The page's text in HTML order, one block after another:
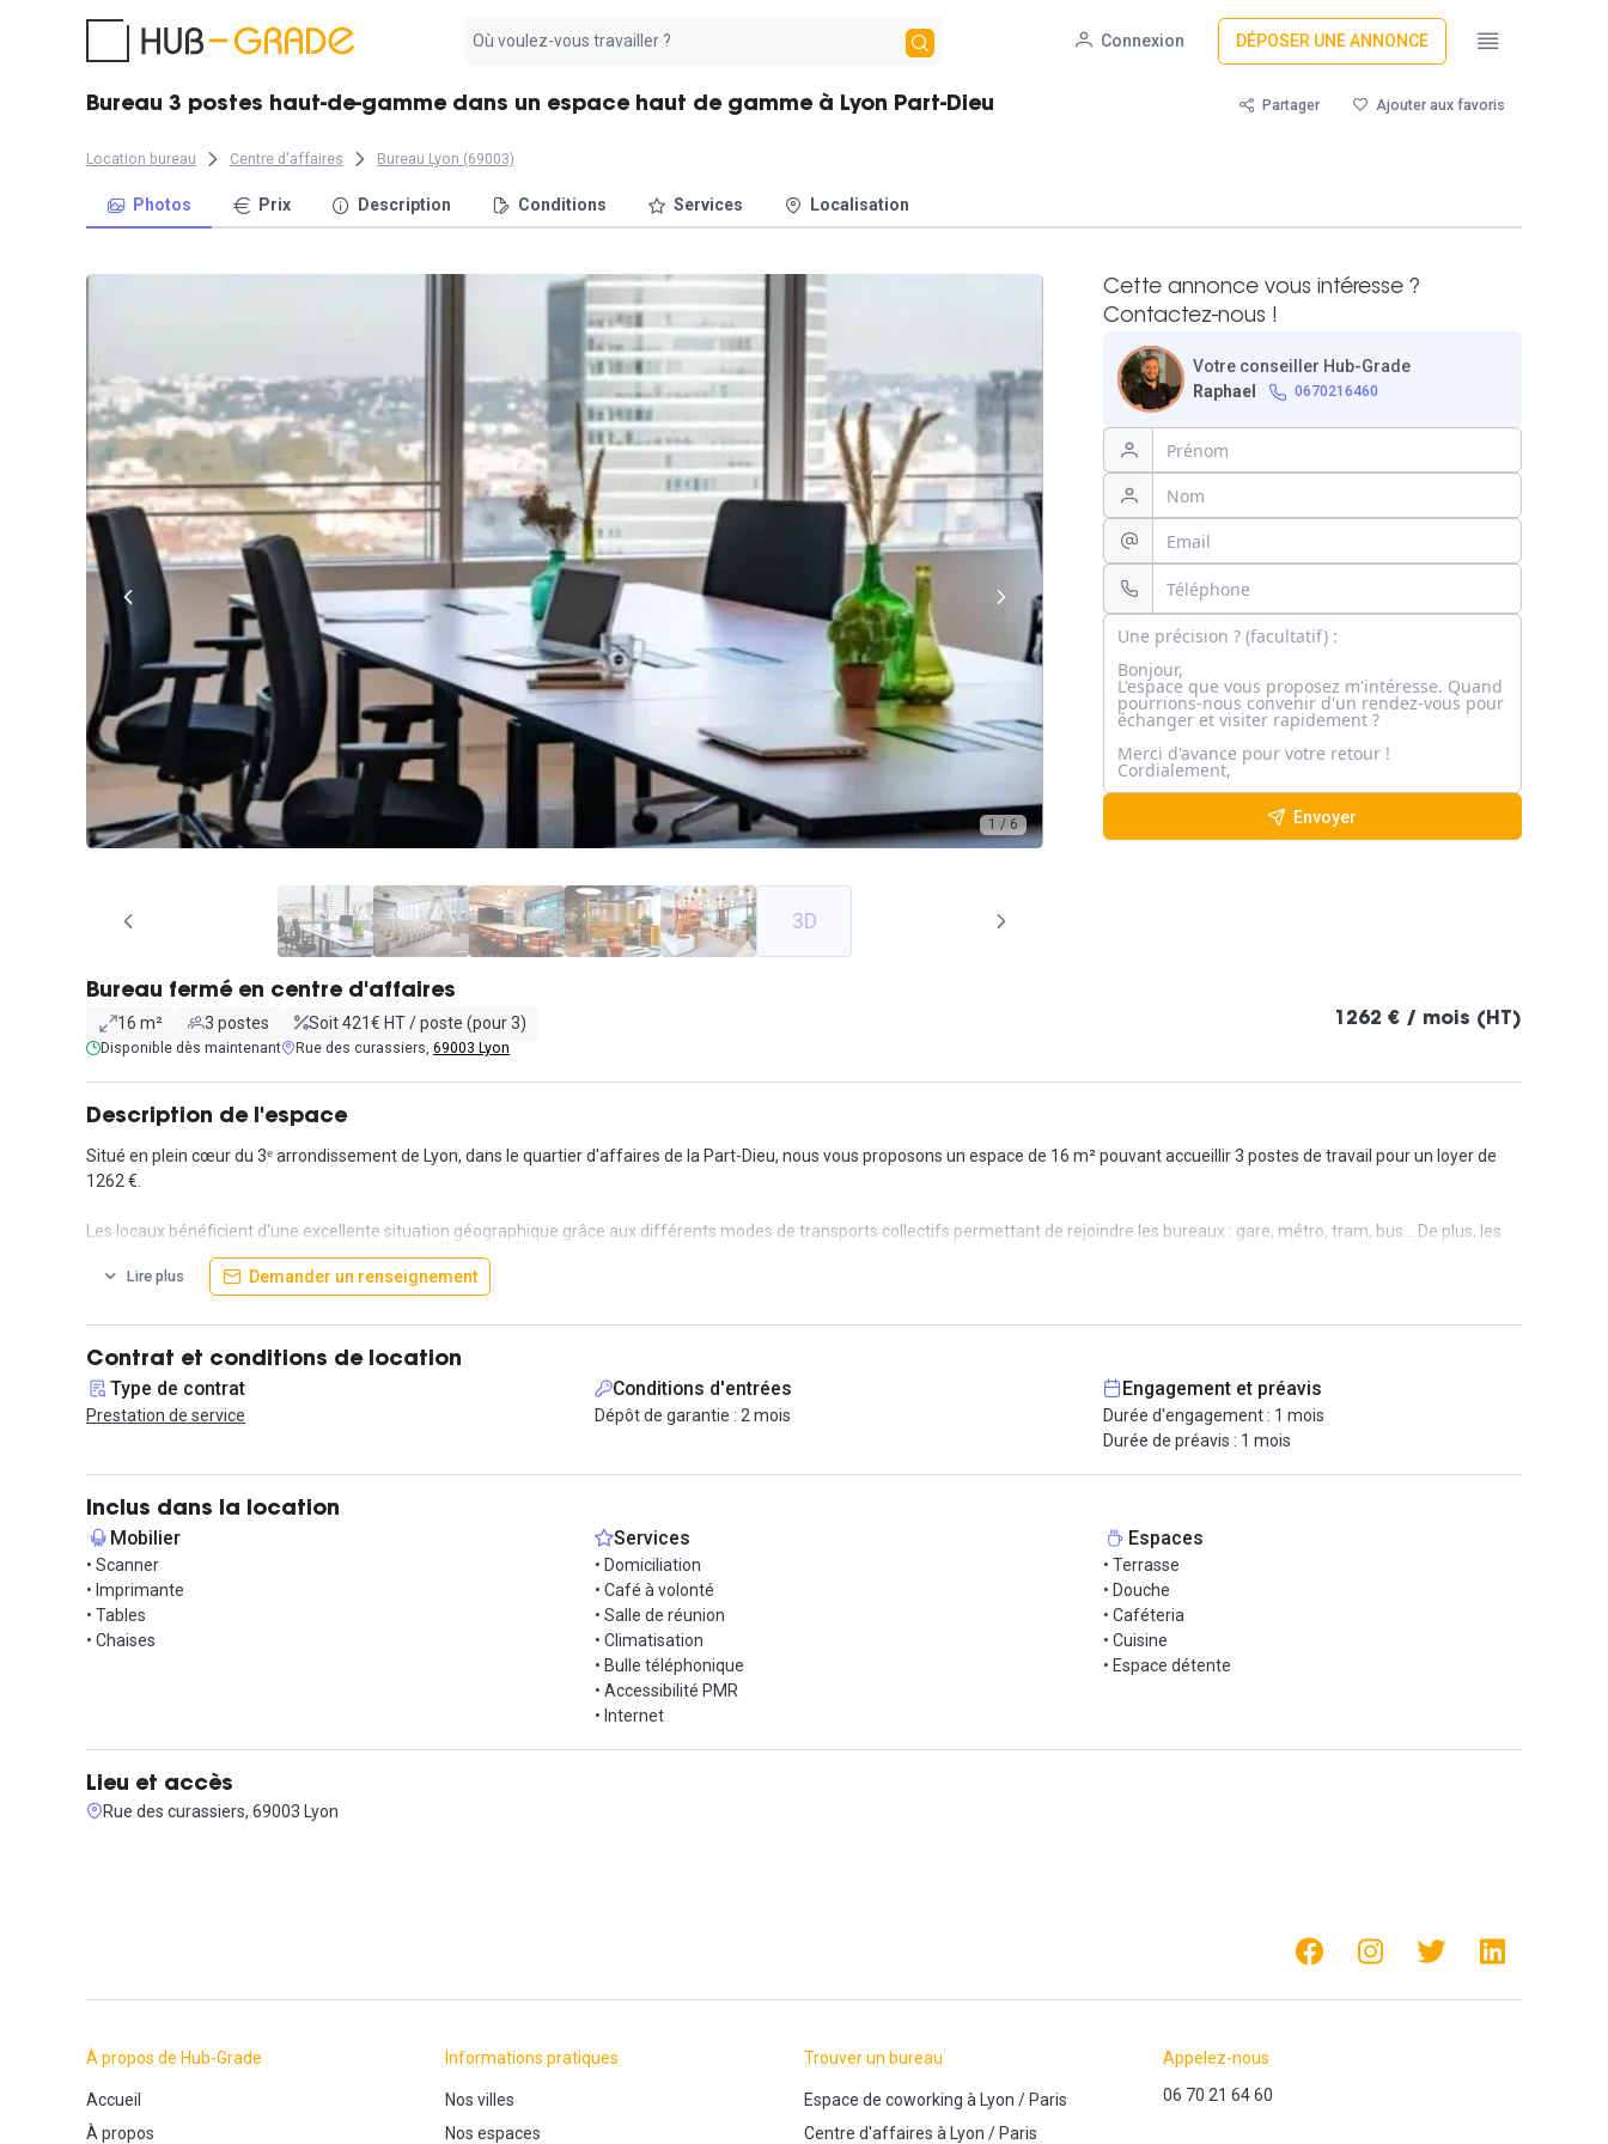
résultat
Connexion DÉPOSER UNE ANNONCE
Bureau 3 postes haut-de-gamme dans un espace haut de gamme à Lyon Part-Dieu Partager Ajouter aux favoris
Location bureau Centre d'affaires Bureau Lyon (69003)
Photos Prix Description Conditions Services Localisation
1 / 6
3D
Cette annonce vous intéresse ?
Contactez-nous !
Votre conseiller Hub-Grade
Raphael
0670216460
Envoyer
Bureau fermé en centre d'affaires
16 m² 3 postes Soit 421€ HT / poste (pour 3)
Disponible dès maintenant Rue des curassiers, 69003 Lyon
1262 € / mois (HT)
Description de l'espace
Situé en plein cœur du 3ᵉ arrondissement de Lyon, dans le quartier d'affaires de la Part-Dieu, nous vous proposons un espace de 16 m² pouvant accueillir 3 postes de travail pour un loyer de
1262 €.
Les locaux bénéficient d'une excellente situation géographique grâce aux différents modes de transports collectifs permettant de rejoindre les bureaux : gare, métro, tram, bus... De plus, les
locaux se trouvent à quelques minutes à pieds du centre commercial Part-Dieu.
profiter d'une superbe vue sur la skyline lyonnaise.
Vous bénéficierez aussi de nombreux avantages permettant de faciliter la gestion quotidienne de votre activité, mais également d'améliorer le confort de vos collaborateurs : conciergerie et
accueil, office manager sur place, espace détente et restauration, matériel de bureautique, salle de réunion...
Lire plus Demander un renseignement
Contrat et conditions de location
Type de contrat
Prestation de service
Conditions d'entrées
Dépôt de garantie : 2 mois
Engagement et préavis
Durée d'engagement : 1 mois
Durée de préavis : 1 mois
Inclus dans la location
Mobilier
• Scanner
• Imprimante
• Tables
• Chaises
Services
• Domiciliation
• Café à volonté
• Salle de réunion
• Climatisation
• Bulle téléphonique
• Accessibilité PMR
• Internet
Espaces
• Terrasse
• Douche
• Caféteria
• Cuisine
• Espace détente
Lieu et accès
Rue des curassiers, 69003 Lyon
À propos de Hub-Grade
Accueil
À propos
Informations pratiques
Nos villes
Nos espaces
Trouver un bureau
Espace de coworking à Lyon /Paris
Centre d'affaires à Lyon /Paris
Appelez-nous
06 70 21 64 60